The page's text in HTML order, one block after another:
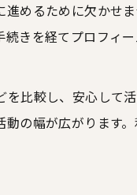
めるために欠かせ
きを経てプロフィ
比較し、安心して
の幅が広がります